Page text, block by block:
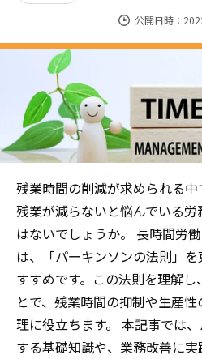
公開日時：
残業時間の削減が求められる
残業が減らないと悩んでいる
はないでしょうか。 長時間労
は、「パーキンソンの法則」
すすめです。この法則を理解
とで、残業時間の抑制や生産
理に役立ちます。 本記事では
する基礎知識や、業務改善に